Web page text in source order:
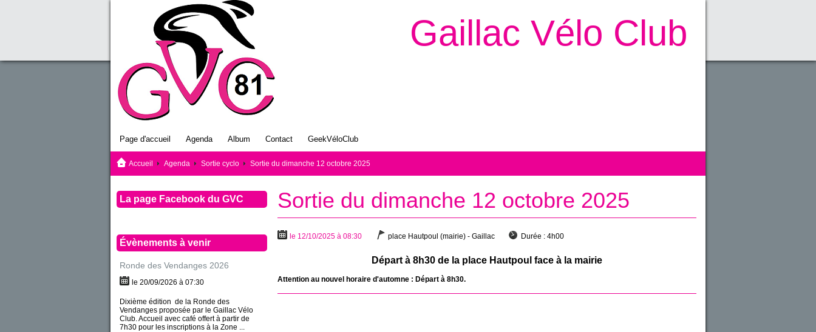
Gaillac Vélo Club
Page d'accueil Agenda Album Contact GeekVéloClub
Accueil Agenda Sortie cyclo Sortie du dimanche 12 octobre 2025
Sortie du dimanche 12 octobre 2025
le 12/10/2025 à 08:30 place Hautpoul (mairie) - Gaillac Durée : 4h00
Départ à 8h30 de la place Hautpoul face à la mairie
Attention au nouvel horaire d'automne : Départ à 8h30.
La page Facebook du GVC
Évènements à venir
Ronde des Vendanges 2026
le 20/09/2026 à 07:30
Dixième édition de la Ronde des
Vendanges proposée par le Gaillac Vélo
Club. Accueil avec café offert à partir de
7h30 pour les inscriptions à la Zone ...